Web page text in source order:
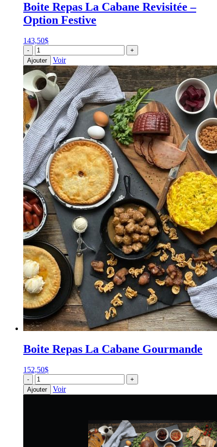
Boite Repas La Cabane Revisitée –
Option Festive
143,50$
-
quantité
de
Boite
Repas
La
Cabane
Revisitée
-
Option
Festive
+
Ajouter
Voir
Boite Repas La Cabane Gourmande
152,50$
-
quantité
de
Boite
+
Ajouter
Voir